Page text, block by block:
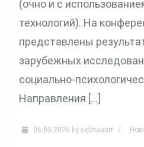
(очно и с
технологий). На
представлены
зарубежных
социально-
Направления […]
06.05.2026 by selinaaart /